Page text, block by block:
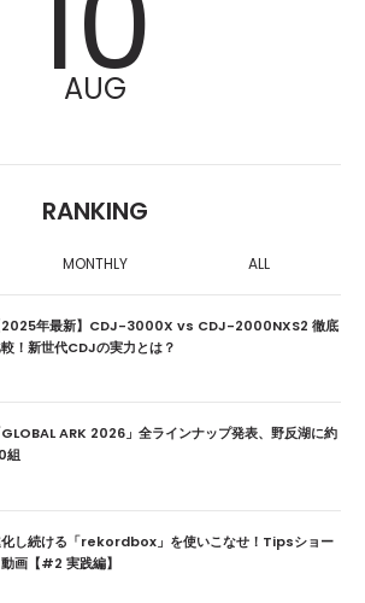
AUG
RANKING
MONTHLY ALL
2025年最新】CDJ-3000X vs CDJ-2000NXS2 徹底
！新世代CDJの実力とは？
GLOBAL ARK 2026」全ラインナップ発表、野反湖に約
組
し続ける「rekordbox」を使いこなせ！Tipsショー
動画【#2 実践編】